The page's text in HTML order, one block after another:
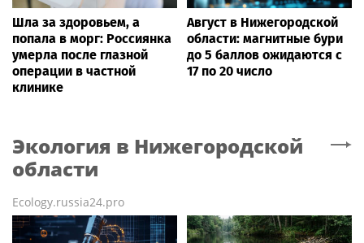
Шла за здоровьем, а
попала в морг: Россиянка
умерла после глазной
операции в частной
клинике
Август в Нижегородской
области: магнитные бури
до 5 баллов ожидаются с
17 по 20 число
Экология в Нижегородской
области
Ecology.russia24.pro